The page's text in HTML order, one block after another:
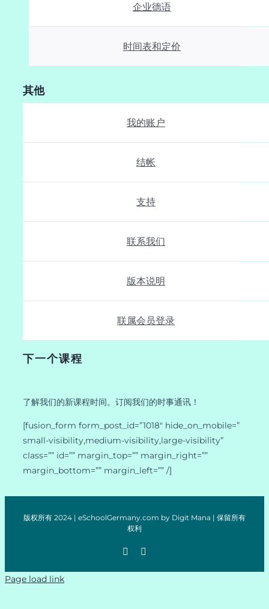
企业德语
时间表和定价
其他
我的账户
结帐
支持
联系我们
版本说明
联属会员登录
下一个课程
了解我们的新课程时间。订阅我们的时事通讯！
[fusion_form form_post_id=”1018″ hide_on_mobile=”
small-visibility,medium-visibility,large-visibility”
class=”” id=”” margin_top=”” margin_right=””
margin_bottom=”” margin_left=”” /]
版权所有 2024 | eSchoolGermany.com by Digit Mana | 保留所有
权利
Page load link